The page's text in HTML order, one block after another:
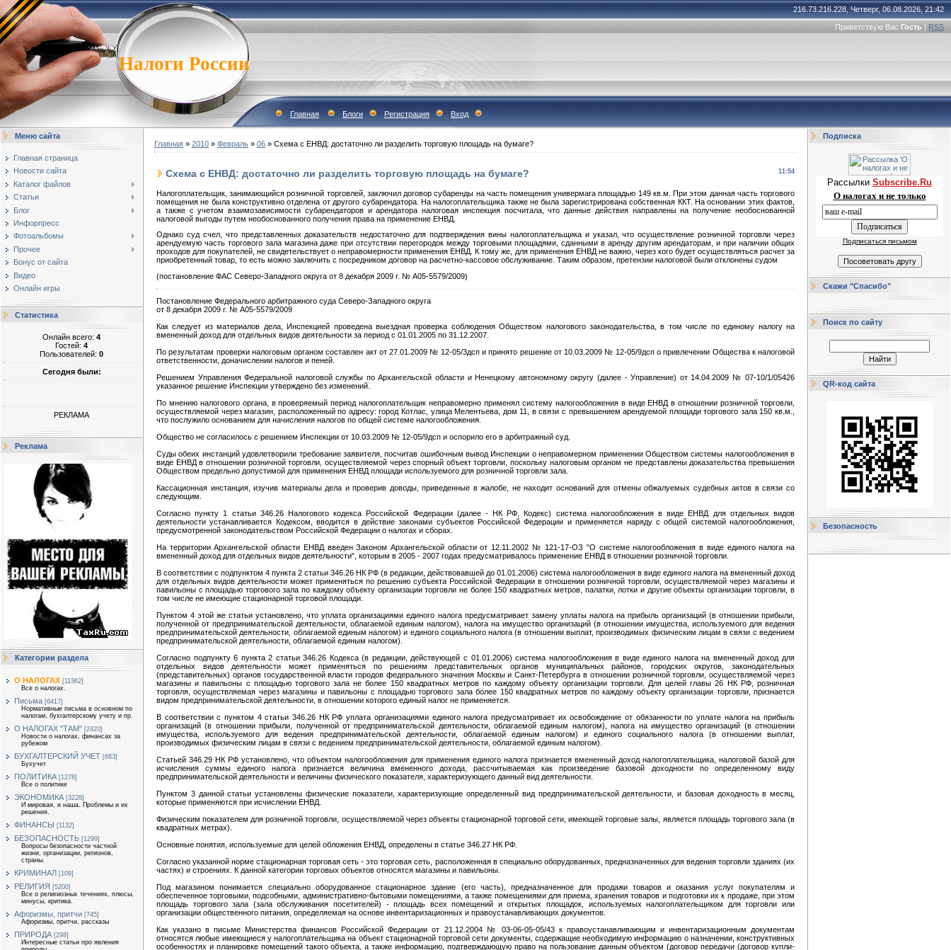
Налоги России
216.73.216.228, Четверг, 06.08.2026, 21:42
Приветствую Вас Гость | RSS
Главная Блоги Регистрация Вход
Меню сайта
Главная страница
Новости сайта
Каталог файлов
Статьи
Блог
Инфорпресс
Фотоальбомы
Прочее
Бонус от сайта
Видео
Онлайн игры
Статистика
Онлайн всего: 4
Гостей: 4
Пользователей: 0
Сегодня были:
РЕКЛАМА
Реклама
Категории раздела
О НАЛОГАХ [11362]
Все о налогах.
Письма [6417]
Нормативные письма в основном по
налогам, бухгалтерскому учету и пр.
О НАЛОГАХ "ТАМ" [2420]
Новости о налогах, финансах за
рубежом
БУХГАЛТЕРСКИЙ УЧЕТ [683]
Бухучет
ПОЛИТИКА [1278]
Все о политике
ЭКОНОМИКА [3228]
И мировая, и наша. Проблемы и их
решения.
ФИНАНСЫ [1132]
БЕЗОПАСНОСТЬ [1299]
Вопросы безопасности частной
жизни, организации, регионов,
страны.
КРИМИНАЛ [109]
РЕЛИГИЯ [5200]
Все о религиозных течениях, плюсы,
минусы, критика.
Афоризмы, притчи [745]
Афоризмы, притчи, рассказы
ПРИРОДА [298]
Интересные статьи про явления
Главная » 2010 » Февраль » 06 » Схема с ЕНВД: достаточно ли разделить торговую площадь на бумаге?
11:54
Схема с ЕНВД: достаточно ли разделить торговую площадь на бумаге?
Налогоплательщик, занимающийся розничной торговлей, заключил договор субаренды на часть помещения универмага площадью 149 кв.м. При этом данная часть торгового
помещения не была конструктивно отделена от другого субарендатора. На налогоплательщика также не была зарегистрирована собственная ККТ. На основании этих фактов,
а также с учетом взаимозависимости субарендаторов и арендатора налоговая инспекция посчитала, что данные действия направлены на получение необоснованной
налоговой выгоды путем необоснованного получения права на применение ЕНВД.
Однако суд счел, что представленных доказательств недостаточно для подтверждения вины налогоплательщика и указал, что осуществление розничной торговли через
арендуемую часть торгового зала магазина даже при отсутствии перегородок между торговыми площадями, сданными в аренду другим арендаторам, и при наличии общих
проходов для покупателей, не свидетельствует о неправомерности применения ЕНВД. К тому же, для применения ЕНВД не важно, через кого будет осуществляться расчет за
приобретенный товар, то есть можно заключить с посредником договор на расчетно-кассовое обслуживание. Таким образом, претензии налоговой были отклонены судом
(постановление ФАС Северо-Западного округа от 8 декабря 2009 г. № А05-5579/2009)
Постановление Федерального арбитражного суда Северо-Западного округа
от 8 декабря 2009 г. № А05-5579/2009
Как следует из материалов дела, Инспекцией проведена выездная проверка соблюдения Обществом налогового законодательства, в том числе по единому налогу на
вмененный доход для отдельных видов деятельности за период с 01.01.2005 по 31.12.2007.
По результатам проверки налоговым органом составлен акт от 27.01.2009 № 12-05/3дсп и принято решение от 10.03.2009 № 12-05/9дсп о привлечении Общества к налоговой
ответственности, доначислении налогов и пеней.
Решением Управления Федеральной налоговой службы по Архангельской области и Ненецкому автономному округу (далее - Управление) от 14.04.2009 № 07-10/1/05426
указанное решение Инспекции утверждено без изменений.
По мнению налогового органа, в проверяемый период налогоплательщик неправомерно применял систему налогообложения в виде ЕНВД в отношении розничной торговли,
осуществляемой через магазин, расположенный по адресу: город Котлас, улица Мелентьева, дом 11, в связи с превышением арендуемой площади торгового зала 150 кв.м.,
что послужило основанием для начисления налогов по общей системе налогообложения.
Общество не согласилось с решением Инспекции от 10.03.2009 № 12-05/9дсп и оспорило его в арбитражный суд.
Суды обеих инстанций удовлетворили требование заявителя, посчитав ошибочным вывод Инспекции о неправомерном применении Обществом системы налогообложения в
виде ЕНВД в отношении розничной торговли, осуществляемой через спорный объект торговли, поскольку налоговым органом не представлены доказательства превышения
Обществом предельно допустимой для применения ЕНВД площади используемого для розничной торговли зала.
Кассационная инстанция, изучив материалы дела и проверив доводы, приведенные в жалобе, не находит оснований для отмены обжалуемых судебных актов в связи со
следующим.
Согласно пункту 1 статьи 346.26 Налогового кодекса Российской Федерации (далее - НК РФ, Кодекс) система налогообложения в виде ЕНВД для отдельных видов
деятельности устанавливается Кодексом, вводится в действие законами субъектов Российской Федерации и применяется наряду с общей системой налогообложения,
предусмотренной законодательством Российской Федерации о налогах и сборах.
На территории Архангельской области ЕНВД введен Законом Архангельской области от 12.11.2002 № 121-17-ОЗ "О системе налогообложения в виде единого налога на
вмененный доход для отдельных видов деятельности", которым в 2005 - 2007 годах предусматривалось применение ЕНВД в отношении розничной торговли.
В соответствии с подпунктом 4 пункта 2 статьи 346.26 НК РФ (в редакции, действовавшей до 01.01.2006) система налогообложения в виде единого налога на вмененный доход
для отдельных видов деятельности может применяться по решению субъекта Российской Федерации в отношении розничной торговли, осуществляемой через магазины и
павильоны с площадью торгового зала по каждому объекту организации торговли не более 150 квадратных метров, палатки, лотки и другие объекты организации торговли, в
том числе не имеющие стационарной торговой площади.
Пунктом 4 этой же статьи установлено, что уплата организациями единого налога предусматривает замену уплаты налога на прибыль организаций (в отношении прибыли,
полученной от предпринимательской деятельности, облагаемой единым налогом), налога на имущество организаций (в отношении имущества, используемого для ведения
предпринимательской деятельности, облагаемой единым налогом) и единого социального налога (в отношении выплат, производимых физическим лицам в связи с ведением
предпринимательской деятельности, облагаемой единым налогом).
Согласно подпункту 6 пункта 2 статьи 346.26 Кодекса (в редакции, действующей с 01.01.2006) система налогообложения в виде единого налога на вмененный доход для
отдельных видов деятельности может применяться по решениям представительных органов муниципальных районов, городских округов, законодательных
(представительных) органов государственной власти городов федерального значения Москвы и Санкт-Петербурга в отношении розничной торговли, осуществляемой через
магазины и павильоны с площадью торгового зала не более 150 квадратных метров по каждому объекту организации торговли. Для целей главы 26 НК РФ, розничная
торговля, осуществляемая через магазины и павильоны с площадью торгового зала более 150 квадратных метров по каждому объекту организации торговли, признается
видом предпринимательской деятельности, в отношении которого единый налог не применяется.
В соответствии с пунктом 4 статьи 346.26 НК РФ уплата организациями единого налога предусматривает их освобождение от обязанности по уплате налога на прибыль
организаций (в отношении прибыли, полученной от предпринимательской деятельности, облагаемой единым налогом), налога на имущество организаций (в отношении
имущества, используемого для ведения предпринимательской деятельности, облагаемой единым налогом) и единого социального налога (в отношении выплат,
производимых физическим лицам в связи с ведением предпринимательской деятельности, облагаемой единым налогом).
Статьей 346.29 НК РФ установлено, что объектом налогообложения для применения единого налога признается вмененный доход налогоплательщика, налоговой базой для
исчисления суммы единого налога признается величина вмененного дохода, рассчитываемая как произведение базовой доходности по определенному виду
предпринимательской деятельности и величины физического показателя, характеризующего данный вид деятельности.
Пунктом 3 данной статьи установлены физические показатели, характеризующие определенный вид предпринимательской деятельности, и базовая доходность в месяц,
которые применяются при исчислении ЕНВД.
Физическим показателем для розничной торговли, осуществляемой через объекты стационарной торговой сети, имеющей торговые залы, является площадь торгового зала (в
квадратных метрах).
Основные понятия, используемые для целей обложения ЕНВД, определены в статье 346.27 НК РФ.
Согласно указанной норме стационарная торговая сеть - это торговая сеть, расположенная в специально оборудованных, предназначенных для ведения торговли зданиях (их
частях) и строениях. К данной категории торговых объектов относятся магазины и павильоны.
Под магазином понимается специально оборудованное стационарное здание (его часть), предназначенное для продажи товаров и оказания услуг покупателям и
обеспеченное торговыми, подсобными, административно-бытовыми помещениями, а также помещениями для приема, хранения товаров и подготовки их к продаже, при этом
площадь торгового зала (зала обслуживания посетителей) - площадь всех помещений и открытых площадок, используемых налогоплательщиком для торговли или
организации общественного питания, определяемая на основе инвентаризационных и правоустанавливающих документов.
Как указано в письме Министерства финансов Российской Федерации от 21.12.2004 № 03-06-05-05/43 к правоустанавливающим и инвентаризационным документам
относятся любые имеющиеся у налогоплательщика на объект стационарной торговой сети документы, содержащие необходимую информацию о назначении, конструктивных
особенностях и планировке помещений такого объекта, а также информацию, подтверждающую право на пользование данным объектом (договор передачи (договор купли-
Подписка
Рассылки Subscribe.Ru
О налогах и не только
Подписаться письмом
Скажи "Спасибо"
Поиск по сайту
QR-код сайта
Безопасность